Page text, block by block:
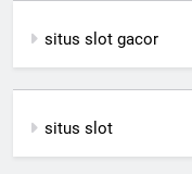
situs slot gacor
situs slot